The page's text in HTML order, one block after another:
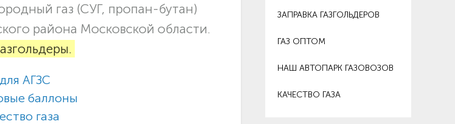
газ (СУГ, пропан-бутан)
района Московской области.
АГЗС
баллоны
газа
ЗАПРАВКА ГАЗГОЛЬДЕРОВ
ГАЗ ОПТОМ
НАШ АВТОПАРК ГАЗОВОЗОВ
КАЧЕСТВО ГАЗА